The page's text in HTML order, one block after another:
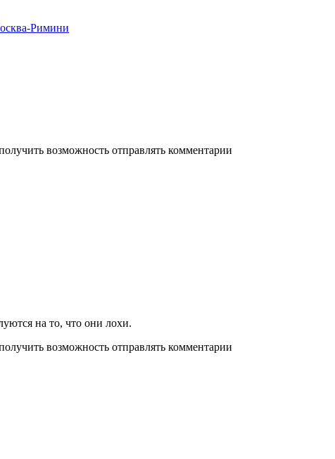
Римини
возможность отправлять комментарии
на то, что они лохи.
возможность отправлять комментарии